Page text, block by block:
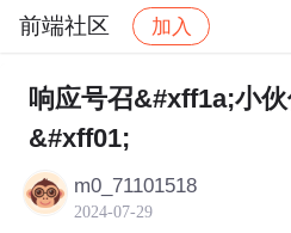
前端社区 加入
社区 前端社区 感慨
响应号召&#xff1a;小
&#xff01;
m0_71101518
2024-07-29